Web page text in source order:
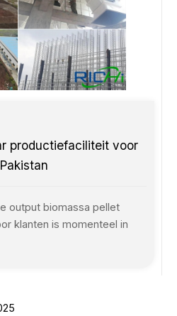
productiefaciliteit voor
output biomassa pellet
klanten is momenteel in